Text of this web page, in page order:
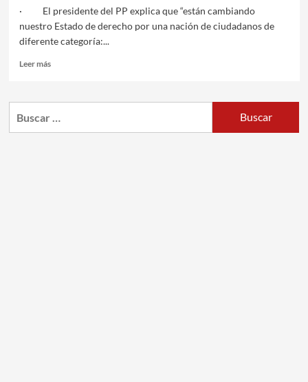
· El presidente del PP explica que “están cambiando
nuestro Estado de derecho por una nación de ciudadanos de
diferente categoría:...
Leer más